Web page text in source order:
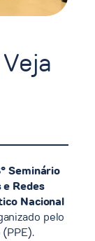
Seminário
Redes
Nacional
pelo